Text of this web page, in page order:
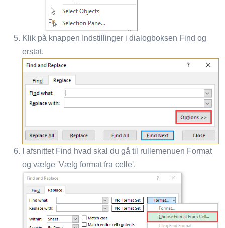
Klik på knappen Indstillinger i dialogboksen Find og
erstat.
I afsnittet Find hvad skal du gå til rullemenuen Format
og vælge 'Vælg format fra celle'.